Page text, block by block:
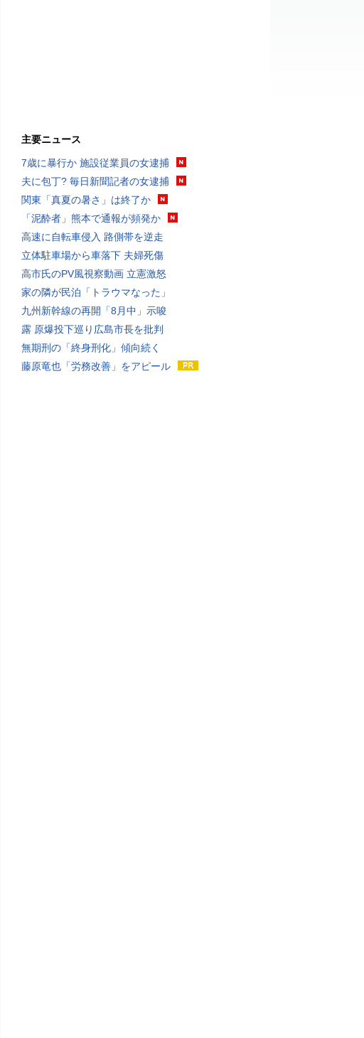
主要ニュース
7歳に暴行か 施設従業員の女逮捕
夫に包丁? 毎日新聞記者の女逮捕
関東「真夏の暑さ」は終了か
「泥酔者」熊本で通報が頻発か
高速に自転車侵入 路側帯を逆走
立体駐車場から車落下 夫婦死傷
高市氏のPV風視察動画 立憲激怒
家の隣が民泊「トラウマなった」
九州新幹線の再開「8月中」示唆
露 原爆投下巡り広島市長を批判
無期刑の「終身刑化」傾向続く
藤原竜也「労務改善」をアピール